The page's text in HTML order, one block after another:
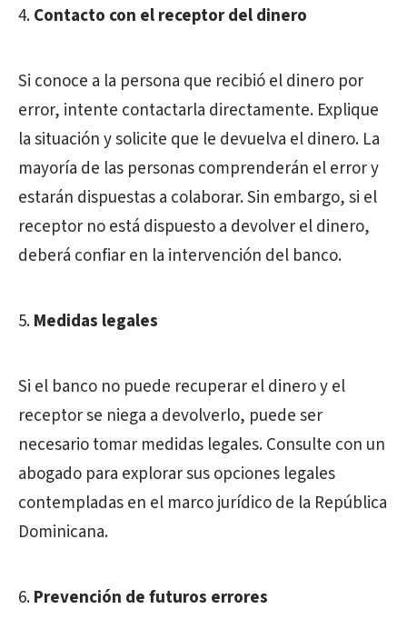
Contacto con el receptor del dinero
Si conoce a la persona que recibió el dinero por
error, intente contactarla directamente. Explique
la situación y solicite que le devuelva el dinero. La
mayoría de las personas comprenderán el error y
estarán dispuestas a colaborar. Sin embargo, si el
receptor no está dispuesto a devolver el dinero,
deberá confiar en la intervención del banco.
Medidas legales
Si el banco no puede recuperar el dinero y el
receptor se niega a devolverlo, puede ser
necesario tomar medidas legales. Consulte con un
abogado para explorar sus opciones legales
contempladas en el marco jurídico de la República
Dominicana.
Prevención de futuros errores